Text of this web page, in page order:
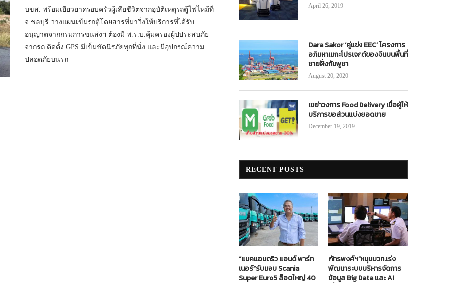
บขส. พร้อมเยียวยาครอบครัวผู้เสียชีวิตจากอุบัติเหตุรถตู้ไฟไหม้ที่
จ.ชลบุรี วางแผนเข้มรถตู้โดยสารที่มาวิ่งให้บริการที่ได้รับ
อนุญาตจากกรมการขนส่งฯ ต้องมี พ.ร.บ.คุ้มครองผู้ปประสบภัย
จากรถ ติดตั้ง GPS มีเข็มขัดนิรภัยทุกที่นั่ง และมีอุปกรณ์ความ
ปลอดภัยบนรถ
April 26, 2019
Dara Sakor ‘คู่แข่ง EEC’ โครงการ
อภิมหาเมกะโปรเจกต์ของจีนบนพื้นที่
ชายฝั่งกัมพูชา
August 20, 2020
เขย่าวงการ Food Delivery เมื่อผู้ให้
บริการขอส่วนแบ่งยอดขาย
December 19, 2019
RECENT POSTS
“แมคแอนดริว แอนด์ พาร์ท
เนอร์”รับมอบ Scania
Super Euro5 ล็อตใหญ่ 40
ภัทรพงศ์ฯ”หนุนบวท.เร่ง
พัฒนาระบบบริหารจัดการ
ข้อมูล Big Data และ AI